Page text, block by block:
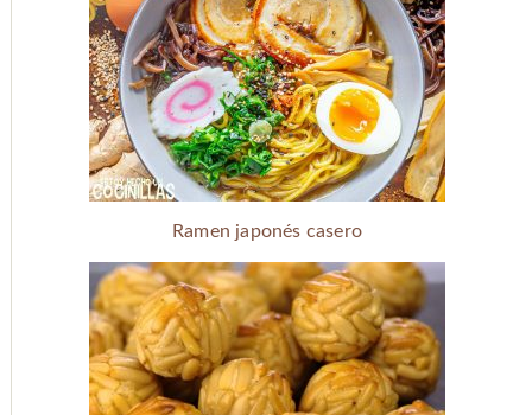
Ramen japonés casero